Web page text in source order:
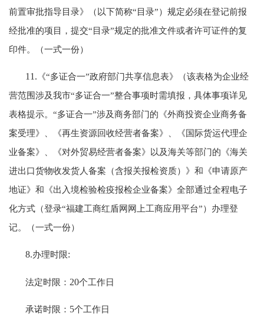
前置审批指导目录》（以下简称“目录”）规定必须在登记前报
经批准的项目，提交“目录”规定的批准文件或者许可证件的复
印件。（一式一份）
11. 《“多证合一”政府部门共享信息表》（该表格为企业经
营范围涉及我市“多证合一”整合事项时需填报，具体事项详见
表格提示。“多证合一”涉及商务部门的《外商投资企业商务备
案受理》、《再生资源回收经营者备案》、《国际货运代理企
业备案》、《对外贸易经营者备案》以及海关等部门的《海关
进出口货物收发货人备案（含报关报检资质）》和《申请原产
地证》和《出入境检验检疫报检企业备案》全部通过全程电子
化方式（登录“福建工商红盾网网上工商应用平台”）办理登
记。（一式一份）
8.办理时限:
法定时限： 20个工作日
承诺时限： 5个工作日